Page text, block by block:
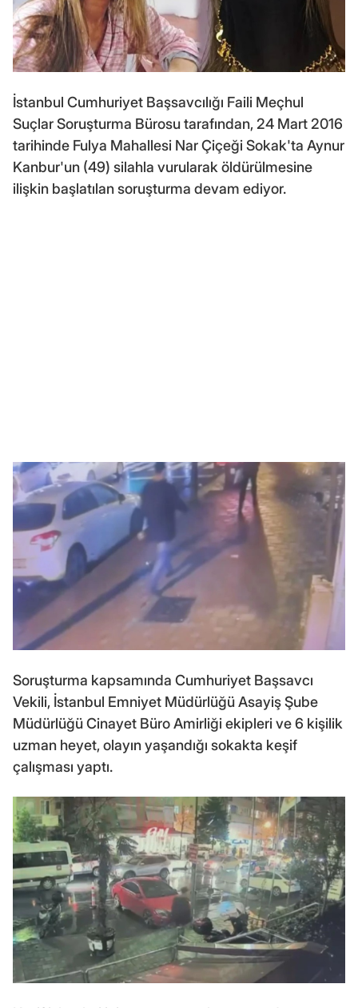
İstanbul Cumhuriyet Başsavcılığı Faili Meçhul
Suçlar Soruşturma Bürosu tarafından, 24 Mart 2016
tarihinde Fulya Mahallesi Nar Çiçeği Sokak'ta Aynur
Kanbur'un (49) silahla vurularak öldürülmesine
ilişkin başlatılan soruşturma devam ediyor.
Soruşturma kapsamında Cumhuriyet Başsavcı
Vekili, İstanbul Emniyet Müdürlüğü Asayiş Şube
Müdürlüğü Cinayet Büro Amirliği ekipleri ve 6 kişilik
uzman heyet, olayın yaşandığı sokakta keşif
çalışması yaptı.